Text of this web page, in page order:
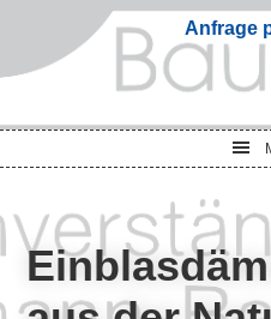
Anfrage